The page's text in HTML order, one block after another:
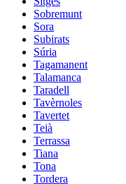
Sobremunt
Sora
Subirats
Súria
Tagamanent
Talamanca
Taradell
Tavèrnoles
Tavertet
Teià
Terrassa
Tiana
Tona
Tordera